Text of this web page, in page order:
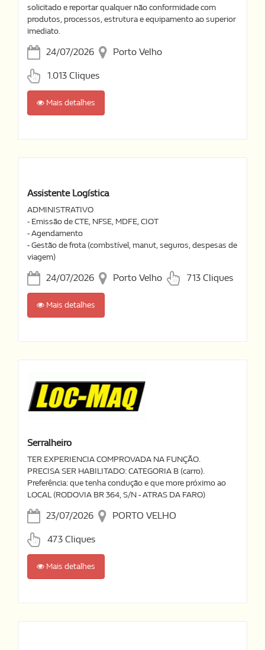
solicitado e reportar qualquer não conformidade com
produtos, processos, estrutura e equipamento ao superior
imediato.
24/07/2026 Porto Velho
1.013 Cliques
Mais detalhes
Assistente Logística
ADMINISTRATIVO
- Emissão de CTE, NFSE, MDFE, CIOT
- Agendamento
- Gestão de frota (combstível, manut, seguros, despesas de
viagem)
24/07/2026 Porto Velho 713 Cliques
Mais detalhes
Serralheiro
TER EXPERIENCIA COMPROVADA NA FUNÇÃO.
PRECISA SER HABILITADO: CATEGORIA B (carro).
Preferência: que tenha condução e que more próximo ao
LOCAL (RODOVIA BR 364, S/N - ATRAS DA FARO)
23/07/2026 PORTO VELHO
473 Cliques
Mais detalhes